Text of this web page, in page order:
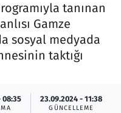
tanınan
Gamze
sosyal medyada
taktığı
08:35 23.09.2024 - 11:38
GÜNCELLEME